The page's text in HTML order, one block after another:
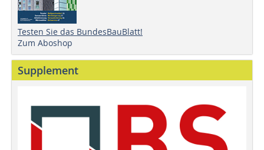
Testen Sie das BundesBauBlatt!
Zum Aboshop
Supplement